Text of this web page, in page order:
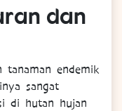
dan
tanaman endemik
sangat
di hutan hujan